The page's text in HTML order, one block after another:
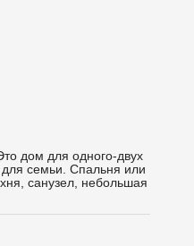
дом для одного-двух
семьи. Спальня или
санузел, небольшая